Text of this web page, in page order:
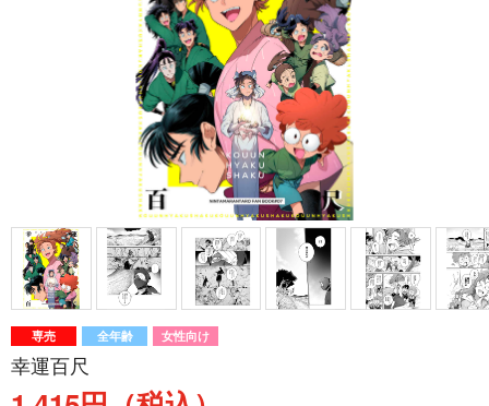
専売 全年齢 女性向け
幸運百尺